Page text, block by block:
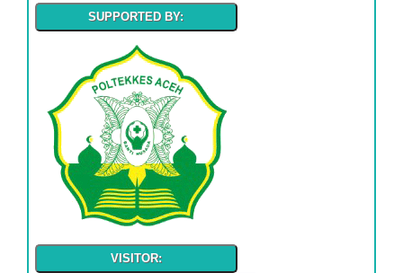
SUPPORTED BY:
VISITOR: